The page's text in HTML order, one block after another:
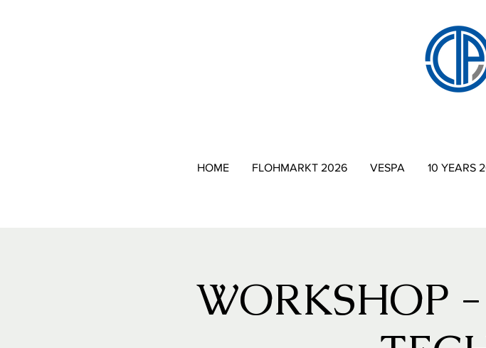
HOME FLOHMARKT 2026 VESPA 10 YEARS
WORKSHOP